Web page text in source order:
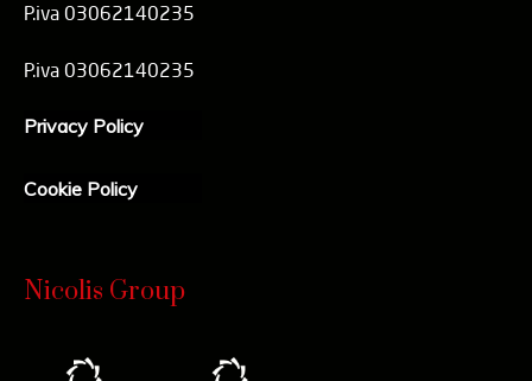
P.iva 03062140235
P.iva 03062140235
Privacy Policy
Cookie Policy
Nicolis Group